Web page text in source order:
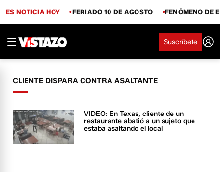
ES NOTICIA HOY FERIADO 10 DE AGOSTO FENÓMENO DE
Suscríbete
CLIENTE DISPARA CONTRA ASALTANTE
VIDEO: En Texas, cliente de un
restaurante abatió a un sujeto que
estaba asaltando el local